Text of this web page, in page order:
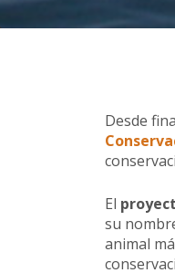
Desde
El
su
animal